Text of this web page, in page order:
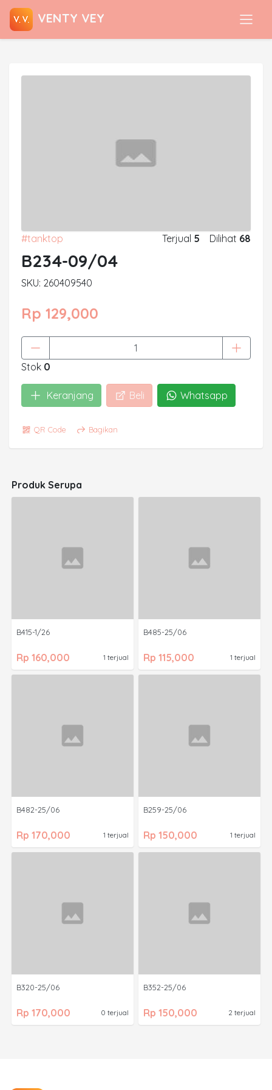
VENTY VEY
#tanktop Terjual 5 Dilihat 68
B234-09/04
SKU: 260409540
Rp 129,000
Stok 0
Keranjang Beli Whatsapp
QR Code Bagikan
Produk Serupa
B415-1/26
Rp 160,000 1 terjual
B485-25/06
Rp 115,000 1 terjual
B482-25/06
Rp 170,000 1 terjual
B259-25/06
Rp 150,000 1 terjual
B320-25/06
Rp 170,000 0 terjual
B352-25/06
Rp 150,000 2 terjual